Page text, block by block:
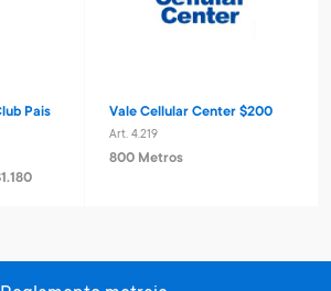
Pais Vale Cellular Center $200
Art. 4.219
800 Metros